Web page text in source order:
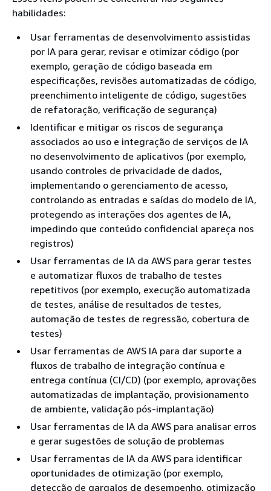
habilidades:
Usar ferramentas de desenvolvimento assistidas
por IA para gerar, revisar e otimizar código (por
exemplo, geração de código baseada em
especificações, revisões automatizadas de código,
preenchimento inteligente de código, sugestões
de refatoração, verificação de segurança)
Identificar e mitigar os riscos de segurança
associados ao uso e integração de serviços de IA
no desenvolvimento de aplicativos (por exemplo,
usando controles de privacidade de dados,
implementando o gerenciamento de acesso,
controlando as entradas e saídas do modelo de IA,
protegendo as interações dos agentes de IA,
impedindo que conteúdo confidencial apareça nos
registros)
Usar ferramentas de IA da AWS para gerar testes
e automatizar fluxos de trabalho de testes
repetitivos (por exemplo, execução automatizada
de testes, análise de resultados de testes,
automação de testes de regressão, cobertura de
testes)
Usar ferramentas de AWS IA para dar suporte a
fluxos de trabalho de integração contínua e
entrega contínua (CI/CD) (por exemplo, aprovações
automatizadas de implantação, provisionamento
de ambiente, validação pós-implantação)
Usar ferramentas de IA da AWS para analisar erros
e gerar sugestões de solução de problemas
Usar ferramentas de IA da AWS para identificar
oportunidades de otimização (por exemplo,
detecção de gargalos de desempenho, otimização